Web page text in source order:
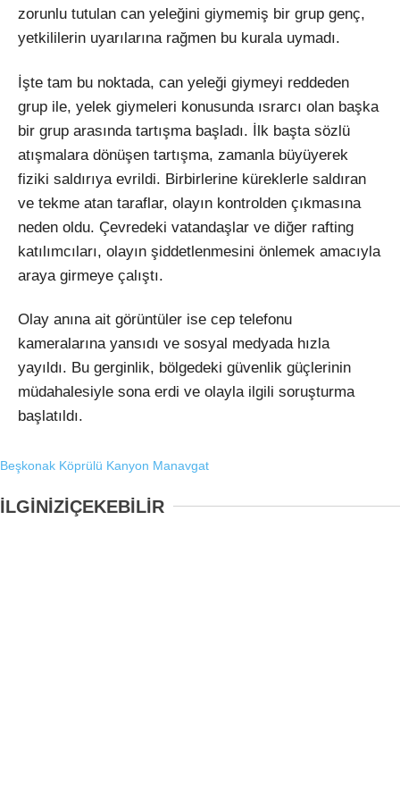
zorunlu tutulan can yeleğini giymemiş bir grup genç,
yetkililerin uyarılarına rağmen bu kurala uymadı.
İşte tam bu noktada, can yeleği giymeyi reddeden
grup ile, yelek giymeleri konusunda ısrarcı olan başka
bir grup arasında tartışma başladı. İlk başta sözlü
atışmalara dönüşen tartışma, zamanla büyüyerek
fiziki saldırıya evrildi. Birbirlerine küreklerle saldıran
ve tekme atan taraflar, olayın kontrolden çıkmasına
neden oldu. Çevredeki vatandaşlar ve diğer rafting
katılımcıları, olayın şiddetlenmesini önlemek amacıyla
araya girmeye çalıştı.
Olay anına ait görüntüler ise cep telefonu
kameralarına yansıdı ve sosyal medyada hızla
yayıldı. Bu gerginlik, bölgedeki güvenlik güçlerinin
müdahalesiyle sona erdi ve olayla ilgili soruşturma
başlatıldı.
Beşkonak Köprülü Kanyon Manavgat
İLGİNİZİÇEKEBİLİR